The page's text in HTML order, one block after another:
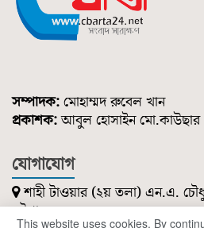
সম্পাদক: মোহাম্মদ রুবেল খান
প্রকাশক:আবুল হোসাইন মো.কাউছার
যোগাযোগ
শাহী টাওয়ার (২য় তলা) এন.এ.
চট্টগ্রাম।
This website uses cookies. By